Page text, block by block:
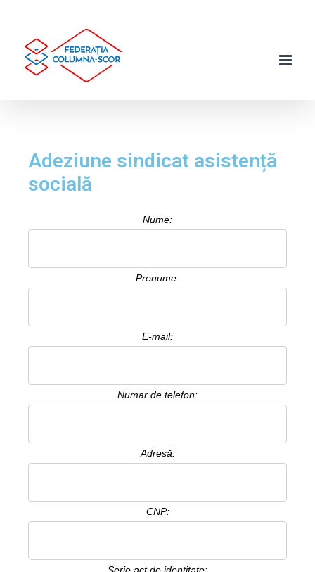
Adeziune sindicat asistență
socială
Nume:
Prenume:
E-mail:
Numar de telefon:
Adresă:
CNP:
Serie act de identitate: